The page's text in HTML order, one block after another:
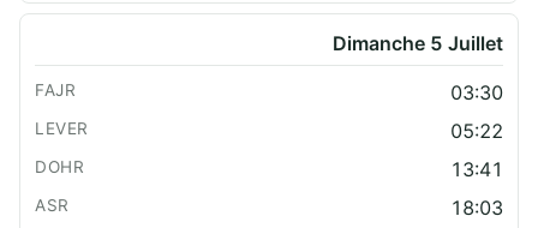
Dimanche 5 Juillet
03:30
05:22
13:41
18:03